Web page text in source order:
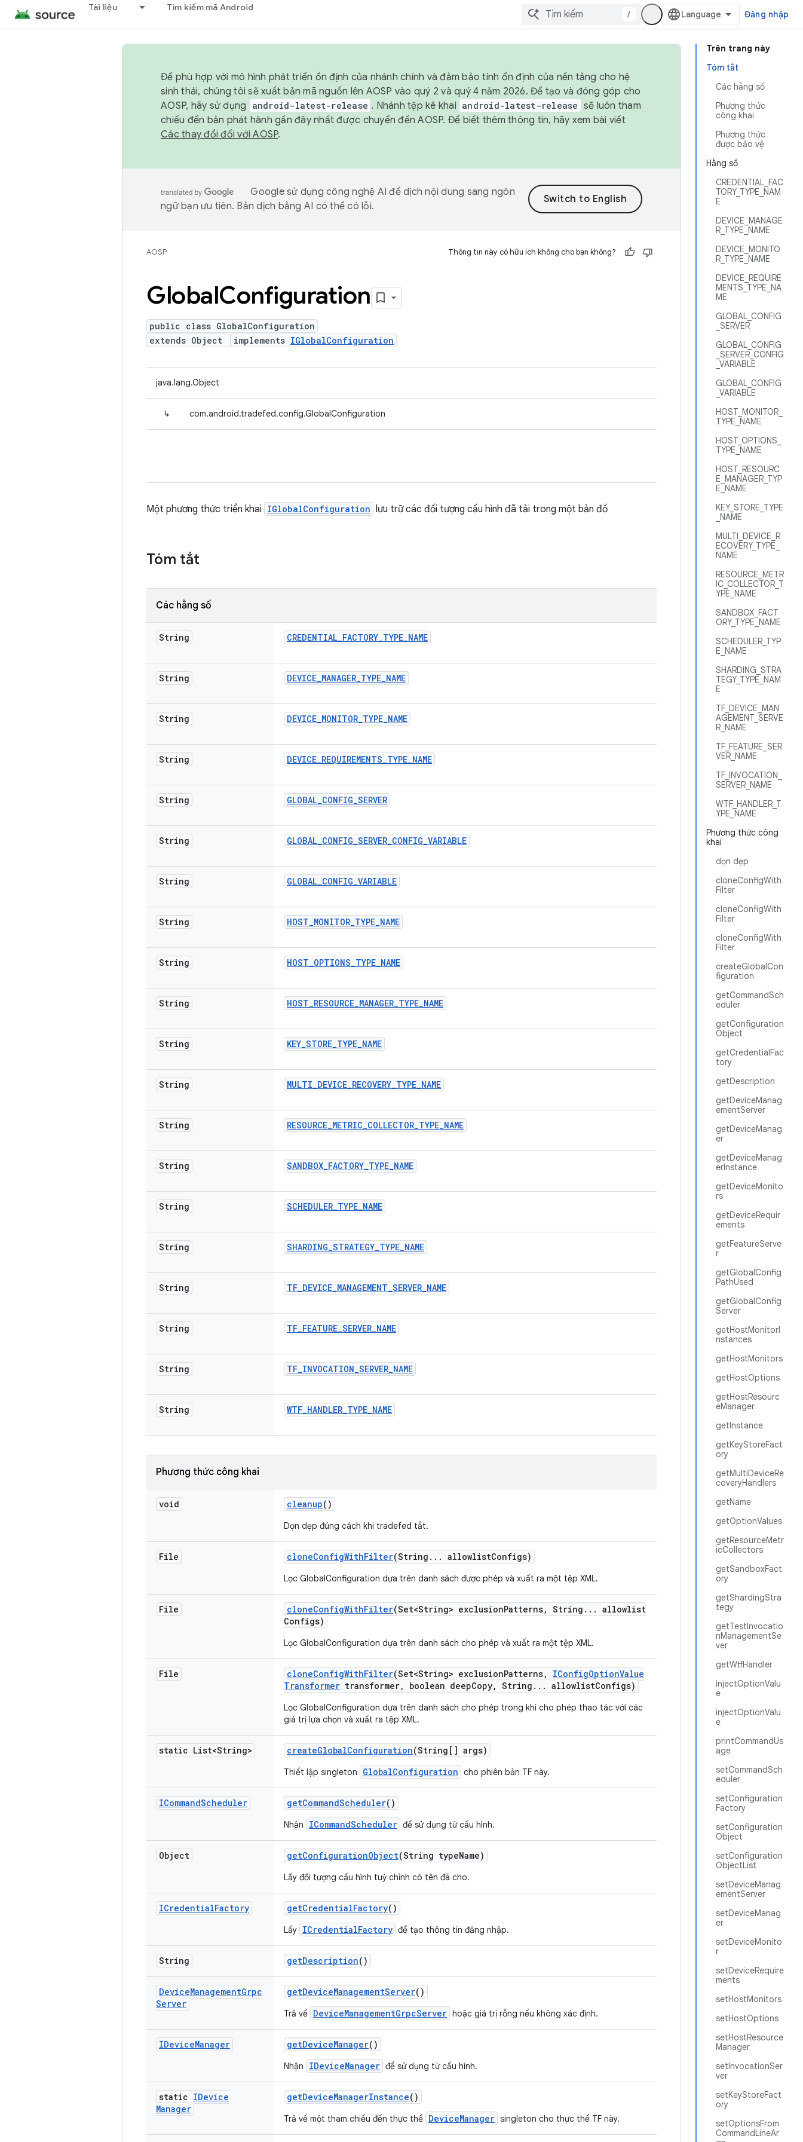
Tài liệu Tìm kiếm mã Android
/ Đăng nhập
Trên trang này
Tóm tắt
Các hằng số
Phương thức
công khai
Phương thức
được bảo vệ
Hằng số
CREDENTIAL_FAC
TORY_TYPE_NAM
E
DEVICE_MANAGE
R_TYPE_NAME
DEVICE_MONITO
R_TYPE_NAME
DEVICE_REQUIRE
MENTS_TYPE_NA
ME
GLOBAL_CONFIG
_SERVER
GLOBAL_CONFIG
_SERVER_CONFIG
_VARIABLE
GLOBAL_CONFIG
_VARIABLE
HOST_MONITOR_
TYPE_NAME
HOST_OPTIONS_
TYPE_NAME
HOST_RESOURC
E_MANAGER_TYP
E_NAME
KEY_STORE_TYPE
_NAME
MULTI_DEVICE_R
ECOVERY_TYPE_
NAME
RESOURCE_METR
IC_COLLECTOR_T
YPE_NAME
SANDBOX_FACT
ORY_TYPE_NAME
SCHEDULER_TYP
E_NAME
SHARDING_STRA
TEGY_TYPE_NAM
E
TF_DEVICE_MAN
AGEMENT_SERVE
R_NAME
TF_FEATURE_SER
VER_NAME
TF_INVOCATION_
SERVER_NAME
WTF_HANDLER_T
YPE_NAME
Phương thức công
khai
dọn dẹp
cloneConfigWith
Filter
cloneConfigWith
Filter
cloneConfigWith
Filter
createGlobalCon
figuration
getCommandSch
eduler
getConfiguration
Object
getCredentialFac
tory
getDescription
getDeviceManag
ementServer
getDeviceManag
er
getDeviceManag
erInstance
getDeviceMonito
rs
getDeviceRequir
ements
getFeatureServe
r
getGlobalConfig
PathUsed
getGlobalConfig
Server
getHostMonitorI
nstances
getHostMonitors
getHostOptions
getHostResourc
eManager
getInstance
getKeyStoreFact
ory
getMultiDeviceRe
coveryHandlers
getName
getOptionValues
getResourceMetr
icCollectors
getSandboxFact
ory
getShardingStra
tegy
getTestInvocatio
nManagementSe
ver
getWtfHandler
injectOptionValu
e
injectOptionValu
e
printCommandUs
age
setCommandSch
eduler
setConfiguration
Factory
setConfiguration
Object
setConfiguration
ObjectList
setDeviceManag
ementServer
setDeviceManag
er
setDeviceMonito
r
setDeviceRequire
ments
setHostMonitors
setHostOptions
setHostResource
Manager
setInvocationSer
ver
setKeyStoreFact
ory
setOptionsFrom
CommandLineAr
Để phù hợp với mô hình phát triển ổn định của nhánh chính và đảm bảo tính ổn định của nền tảng cho hệ
sinh thái, chúng tôi sẽ xuất bản mã nguồn lên AOSP vào quý 2 và quý 4 năm 2026. Để tạo và đóng góp cho
AOSP, hãy sử dụng
android-latest-release . Nhánh tệp kê khai android-latest-release sẽ luôn tham
chiếu đến bản phát hành gần đây nhất được chuyển đến AOSP. Để biết thêm thông tin, hãy xem bài viết
Các thay đổi đối với AOSP.
Google sử dụng công nghệ AI để dịch nội dung sang ngôn
ngữ bạn ưu tiên. Bản dịch bằng AI có thể có lỗi.
AOSP Thông tin này có hữu ích không cho bạn không?
GlobalConfiguration
public class GlobalConfiguration
extends Object
implements IGlobalConfiguration
java.lang.Object
↳ com.android.tradefed.config.GlobalConfiguration
Một phương thức triển khai IGlobalConfiguration lưu trữ các đối tượng cấu hình đã tải trong một bản đồ
Tóm tắt
Các hằng số
String CREDENTIAL_FACTORY_TYPE_NAME
String DEVICE_MANAGER_TYPE_NAME
String DEVICE_MONITOR_TYPE_NAME
String DEVICE_REQUIREMENTS_TYPE_NAME
String GLOBAL_CONFIG_SERVER
String GLOBAL_CONFIG_SERVER_CONFIG_VARIABLE
String GLOBAL_CONFIG_VARIABLE
String HOST_MONITOR_TYPE_NAME
String HOST_OPTIONS_TYPE_NAME
String HOST_RESOURCE_MANAGER_TYPE_NAME
String KEY_STORE_TYPE_NAME
String MULTI_DEVICE_RECOVERY_TYPE_NAME
String RESOURCE_METRIC_COLLECTOR_TYPE_NAME
String SANDBOX_FACTORY_TYPE_NAME
String SCHEDULER_TYPE_NAME
String SHARDING_STRATEGY_TYPE_NAME
String TF_DEVICE_MANAGEMENT_SERVER_NAME
String TF_FEATURE_SERVER_NAME
String TF_INVOCATION_SERVER_NAME
String WTF_HANDLER_TYPE_NAME
Phương thức công khai
void cleanup()
Dọn dẹp đúng cách khi tradefed tắt.
File cloneConfigWithFilter(String . . . allowlistConfigs)
Lọc GlobalConfiguration dựa trên danh sách được phép và xuất ra một tệp XML.
File cloneConfigWithFilter(Set<String> exclusionPatterns, String . . . allowlist
Configs)
Lọc GlobalConfiguration dựa trên danh sách cho phép và xuất ra một tệp XML.
File cloneConfigWithFilter(Set<String> exclusionPatterns, IConfigOptionValue
Transformer transformer, boolean deepCopy, String . . . allowlistConfigs)
Lọc GlobalConfiguration dựa trên danh sách cho phép trong khi cho phép thao tác với các
giá trị lựa chọn và xuất ra tệp XML.
static List<String> createGlobalConfiguration(String[] args)
Thiết lập singleton GlobalConfiguration cho phiên bản TF này.
ICommandScheduler getCommandScheduler()
Nhận ICommandScheduler để sử dụng từ cấu hình.
Object getConfigurationObject(String typeName)
Lấy đối tượng cấu hình tuỳ chỉnh có tên đã cho.
ICredentialFactory getCredentialFactory()
Lấy ICredentialFactory để tạo thông tin đăng nhập.
String getDescription()
DeviceManagementGrpc
Server
getDeviceManagementServer()
Trả về DeviceManagementGrpcServer hoặc giá trị rỗng nếu không xác định.
IDeviceManager getDeviceManager()
Nhận IDeviceManager để sử dụng từ cấu hình.
static IDevice
Manager
getDeviceManagerInstance()
Trả về một tham chiếu đến thực thể DeviceManager singleton cho thực thể TF này.